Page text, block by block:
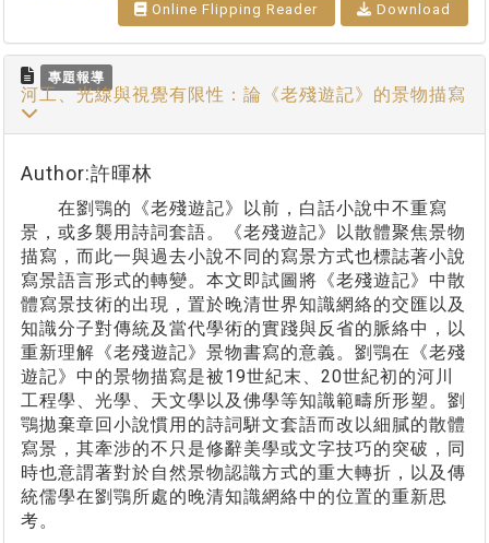
Online Flipping Reader Download
專題報導
河工、光線與視覺有限性：論《老殘遊記》的景物描寫
Author:許暉林
在劉鶚的《老殘遊記》以前，白話小說中不重寫
景，或多襲用詩詞套語。《老殘遊記》以散體聚焦景物
描寫，而此一與過去小說不同的寫景方式也標誌著小說
寫景語言形式的轉變。本文即試圖將《老殘遊記》中散
體寫景技術的出現，置於晚清世界知識網絡的交匯以及
知識分子對傳統及當代學術的實踐與反省的脈絡中，以
重新理解《老殘遊記》景物書寫的意義。劉鶚在《老殘
遊記》中的景物描寫是被19世紀末、20世紀初的河川
工程學、光學、天文學以及佛學等知識範疇所形塑。劉
鶚拋棄章回小說慣用的詩詞駢文套語而改以細膩的散體
寫景，其牽涉的不只是修辭美學或文字技巧的突破，同
時也意謂著對於自然景物認識方式的重大轉折，以及傳
統儒學在劉鶚所處的晚清知識網絡中的位置的重新思
考。